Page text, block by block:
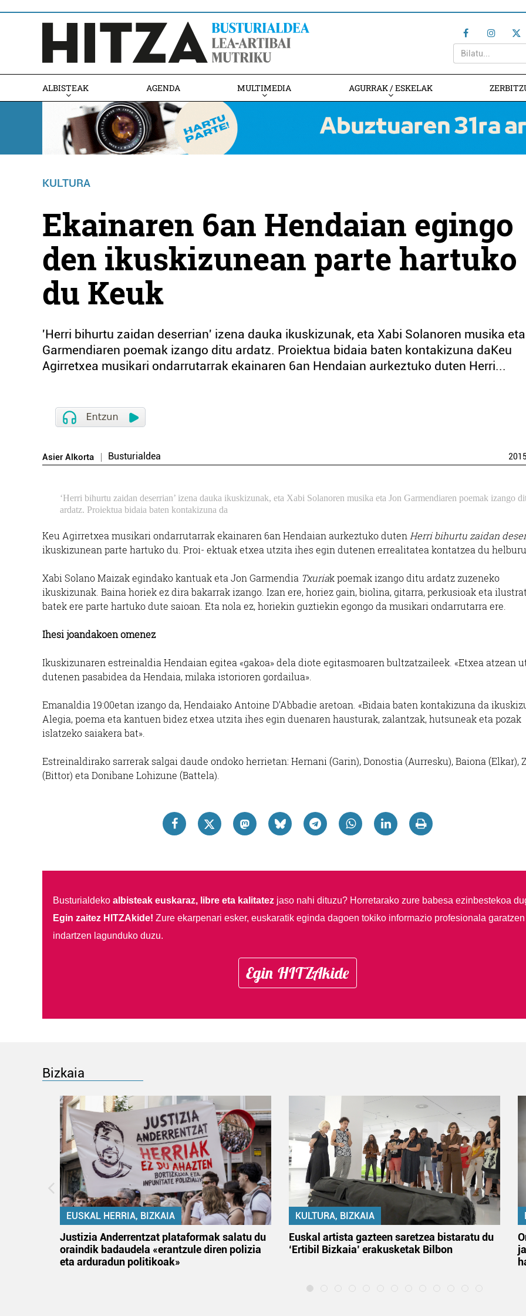
ALBISTEAK AGENDA MULTIMEDIA AGURRAK / ESKELAK
KULTURA
Ekainaren 6an Hendaian egingo
den ikuskizunean parte hartuko
du Keuk
'Herri bihurtu zaidan deserrian' izena dauka ikuskizunak, eta Xabi Solanoren musika
Garmendiaren poemak izango ditu ardatz. Proiektua bidaia baten kontakizuna daKeu
Agirretxea musikari ondarrutarrak ekainaren 6an Hendaian aurkeztuko duten Herri...
Asier Alkorta Busturialdea 2015
‘Herri bihurtu zaidan deserrian’ izena dauka ikuskizunak, eta Xabi Solanoren musika eta Jon Garmendiaren poemak izango
ardatz. Proiektua bidaia baten kontakizuna da
Keu Agirretxea musikari ondarrutarrak ekainaren 6an Hendaian aurkeztuko duten Herri bihurtu zaidan
ikuskizunean parte hartuko du. Proi- ektuak etxea utzita ihes egin dutenen errealitatea kontatzea du helburu.
Xabi Solano Maizak egindako kantuak eta Jon Garmendia Txuriak poemak izango ditu ardatz zuzeneko
ikuskizunak. Baina horiek ez dira bakarrak izango. Izan ere, horiez gain, biolina, gitarra, perkusioak eta
batek ere parte hartuko dute saioan. Eta nola ez, horiekin guztiekin egongo da musikari ondarrutarra ere.
Ihesi joandakoen omenez
Ikuskizunaren estreinaldia Hendaian egitea «gakoa» dela diote egitasmoaren bultzatzaileek. «Etxea atzean
dutenen pasabidea da Hendaia, milaka istorioren gordailua».
Emanaldia 19:00etan izango da, Hendaiako Antoine D’Abbadie aretoan. «Bidaia baten kontakizuna da
Alegia, poema eta kantuen bidez etxea utzita ihes egin duenaren hausturak, zalantzak, hutsuneak eta pozak
islatzeko saiakera bat».
Estreinaldirako sarrerak salgai daude ondoko herrietan: Hernani (Garin), Donostia (Aurresku), Baiona (Elkar),
(Bittor) eta Donibane Lohizune (Battela).
Busturialdeko albisteak euskaraz, libre eta kalitatezjaso nahi dituzu? Horretarako zure babesa ezinbestekoa
Egin zaitez HITZAkide! Zure ekarpenari esker, euskaratik eginda dagoen tokiko informazio profesionala garatzen
indartzen lagunduko duzu.
Egin HITZAkide
Bizkaia
EUSKAL HERRIA, BIZKAIA
Justizia Anderrentzat plataformak salatu du
oraindik badaudela «erantzule diren polizia
eta arduradun politikoak»
KULTURA, BIZKAIA
Euskal artista gazteen saretzea bistaratu du
‘Ertibil Bizkaia’ erakusketak Bilbon